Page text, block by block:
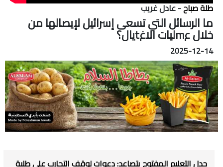
طلة صباح- عادل غريب
ما الرسائل التي تسعى إسرائيل لإيصالها من
خلال عmليات الاغtيال؟
2025-12-14
جدل التعليم المفتوح يتصاعد: دعوات لوقف التجارب على طلبة